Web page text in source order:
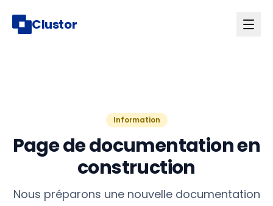
Clustor
Information
Page de documentation en
construction
Nous préparons une nouvelle documentation